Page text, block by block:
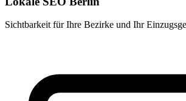
Sichtbarkeit für Ihre Bezirke und Ihr